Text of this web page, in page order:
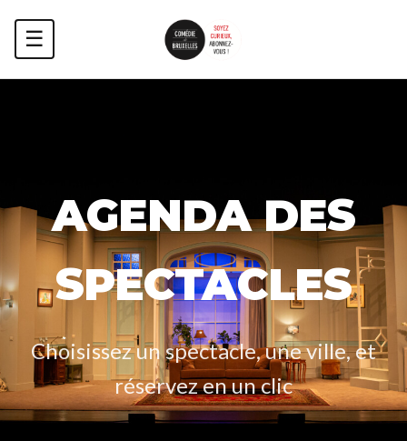
☰
AGENDA DES
SPECTACLES
Choisissez un spectacle, une ville, et
réservez en un clic